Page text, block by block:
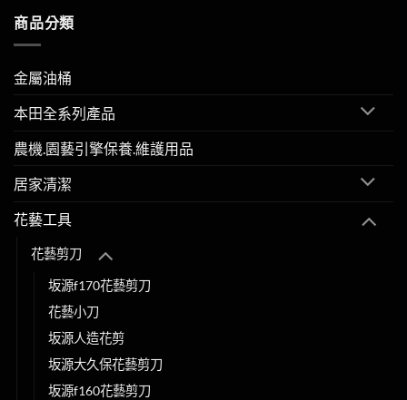
商品分類
金屬油桶
本田全系列產品
農機.園藝引擎保養.維護用品
居家清潔
花藝工具
花藝剪刀
坂源f170花藝剪刀
花藝小刀
坂源人造花剪
坂源大久保花藝剪刀
坂源f160花藝剪刀